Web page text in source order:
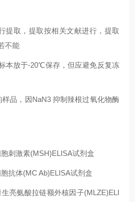
提取，提取按相关文献进行，提取
不能
本放于-20℃保存，但应避免反复冻
样品，因NaN3 抑制辣根过氧化物酶
刺激素(MSH)ELISA试剂盒
抗体(MC Ab)ELISA试剂盒
生亮氨酸拉链额外核因子(MLZE)ELI